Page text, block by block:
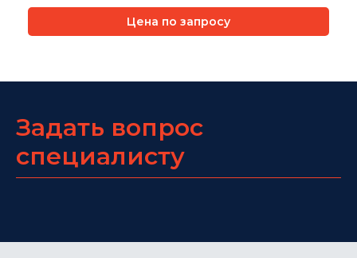
Цена по запросу
Задать вопрос
специалисту